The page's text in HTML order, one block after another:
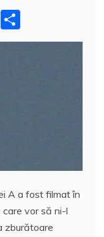
X
a
A a fost filmat în
vor să ni-l
zburătoare